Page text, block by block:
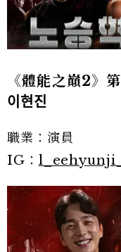
《體能之巔2》
이현진
職業：演員
IG：